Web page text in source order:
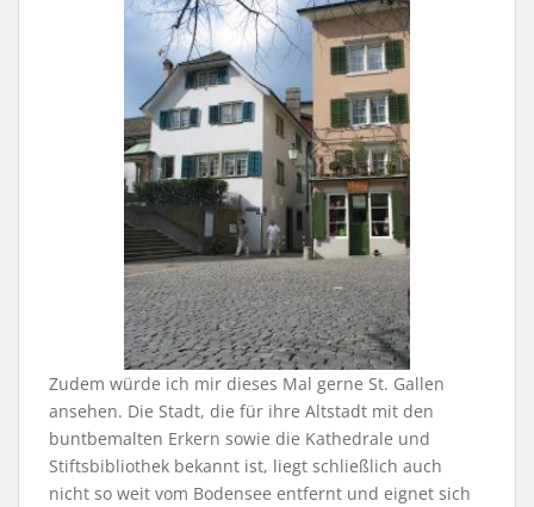
Zudem würde ich mir dieses Mal gerne St. Gallen
ansehen. Die Stadt, die für ihre Altstadt mit den
buntbemalten Erkern sowie die Kathedrale und
Stiftsbibliothek bekannt ist, liegt schließlich auch
nicht so weit vom Bodensee entfernt und eignet sich